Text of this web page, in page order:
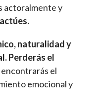
actoralmente y
naturalidad y
Perderás el
el
emocional y